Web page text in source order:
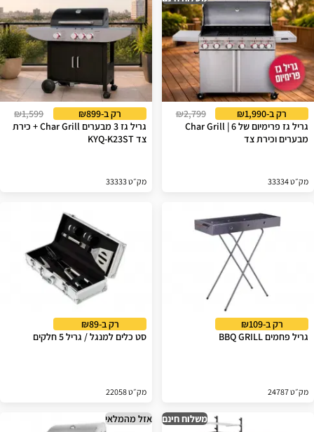
רק ב-₪1,990
₪2,799
גריל גז פרימיום של Char Grill | 6
מבערים וכירת צד
מק״ט 33334
רק ב-₪899
₪1,599
גריל גז 3 מבערים Char Grill + כירת
צד KYQ-K23ST
מק״ט 33333
רק ב-₪109
גריל פחמים BBQ GRILL
מק״ט 24787
רק ב-₪89
סט כלים למנגל / גריל 5 חלקים
מק״ט 22058
משלוח חינם אזל מהמלאי